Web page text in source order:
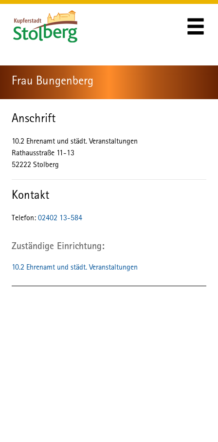
Zum Hauptinhalt springen
Zum Header
Zum Hauptinhalt
Zum Footer
Frau Bungenberg
Anschrift
10.2 Ehrenamt und städt. Veranstaltungen
Rathausstraße 11-13
52222 Stolberg
Kontakt
Telefon: 02402 13-584
Zuständige Einrichtung
10.2 Ehrenamt und städt. Veranstaltungen